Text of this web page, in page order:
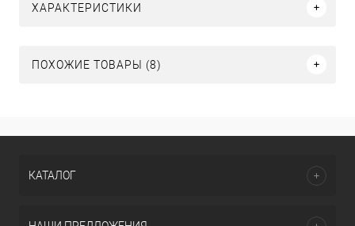
ХАРАКТЕРИСТИКИ
ПОХОЖИЕ ТОВАРЫ (8)
КАТАЛОГ